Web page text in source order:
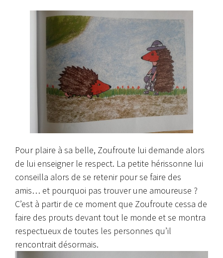
Pour plaire à sa belle, Zoufroute lui demande alors
de lui enseigner le respect. La petite hérissonne lui
conseilla alors de se retenir pour se faire des
amis… et pourquoi pas trouver une amoureuse ?
C’est à partir de ce moment que Zoufroute cessa de
faire des prouts devant tout le monde et se montra
respectueux de toutes les personnes qu’il
rencontrait désormais.